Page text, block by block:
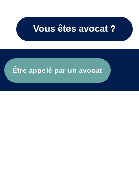
Vous êtes avocat ?
Être appelé par un avocat